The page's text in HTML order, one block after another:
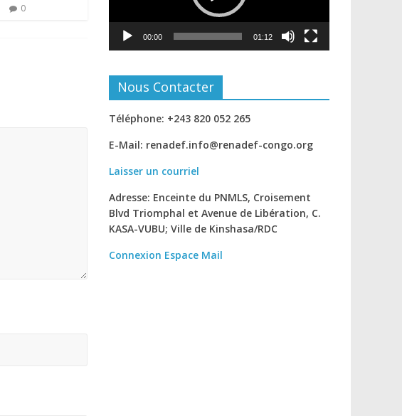
0
00:00 01:12
Nous Contacter
Téléphone: +243 820 052 265
E-Mail: renadef.info@renadef-congo.org
Laisser un courriel
Adresse: Enceinte du PNMLS, Croisement
Blvd Triomphal et Avenue de Libération, C.
KASA-VUBU; Ville de Kinshasa/RDC
Connexion Espace Mail